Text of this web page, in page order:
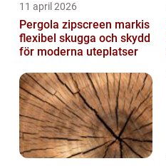
11 april 2026
Pergola zipscreen markis
flexibel skugga och skydd
för moderna uteplatser